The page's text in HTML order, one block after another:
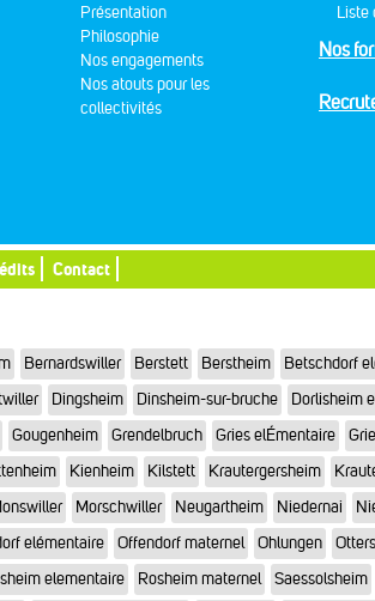
Présentation
Philosophie
Nos engagements
Nos atouts pour les
collectivités
Liste
Nos
Contact
Bernardswiller Berstett Berstheim Betschdorf
Dingsheim Dinsheim-sur-bruche Dorlisheim
Gougenheim Grendelbruch Gries elÉmentaire
Kienheim Kilstett Krautergersheim
Morschwiller Neugartheim Niedernai
elémentaire Offendorf maternel Ohlungen
elementaire Rosheim maternel Saessolsheim